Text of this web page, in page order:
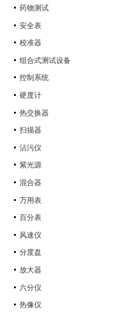
药物测试
安全表
校准器
组合式测试设备
控制系统
硬度计
热交换器
扫描器
沾污仪
紫光源
混合器
万用表
百分表
风速仪
分度盘
放大器
六分仪
热像仪